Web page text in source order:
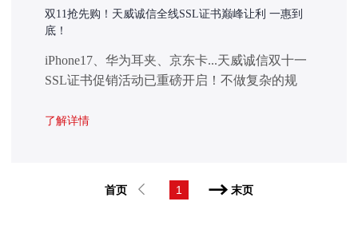
双11抢先购！天威诚信全线SSL证书巅峰让利 一惠到
底！
iPhone17、华为耳夹、京东卡...天威诚信双十一
SSL证书促销活动已重磅开启！不做复杂的规
礼，让你安全省心，购物更开心！
了解详情
首页 1 末页